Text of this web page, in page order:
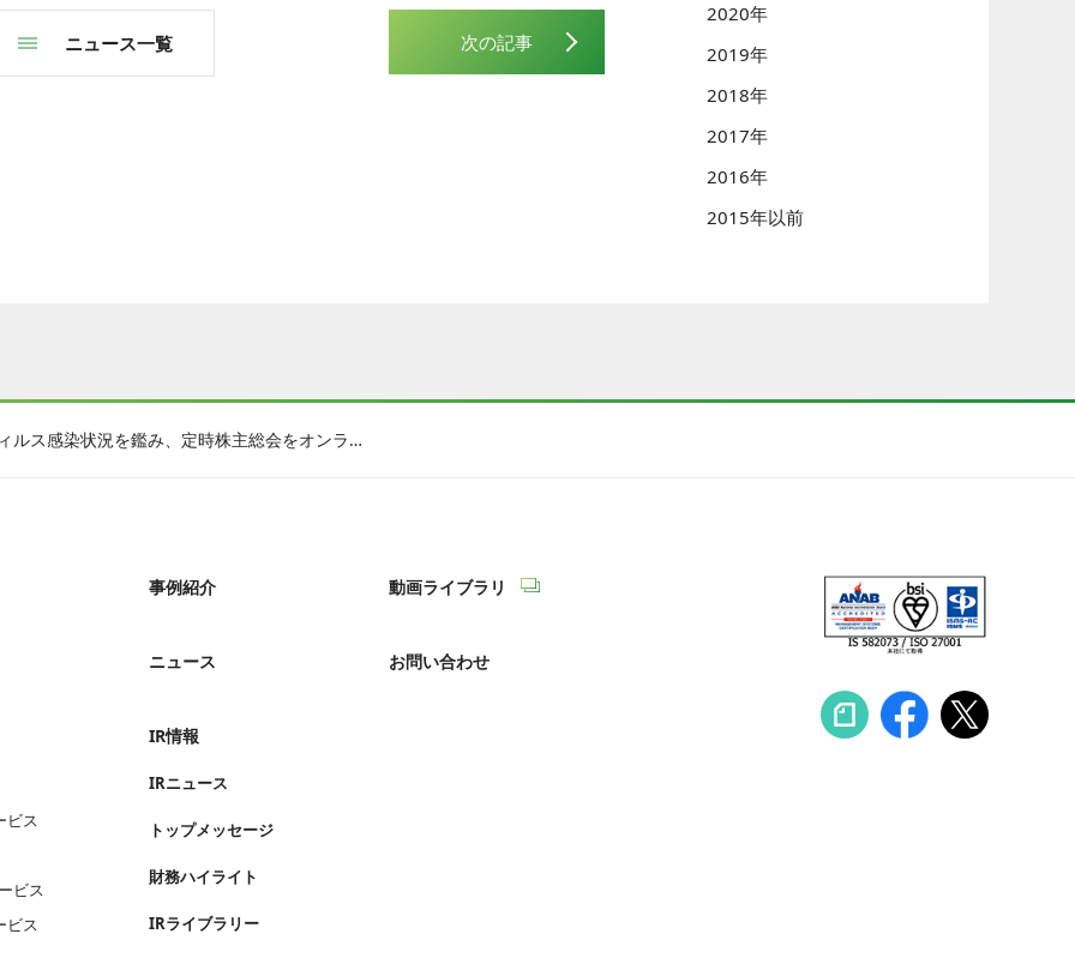
ニュース一覧 次の記事
2020年
2019年
2018年
2017年
2016年
2015年以前
新型コロナウィルス感染状況を鑑み、定時株主総会をオンラインでも実施致します
ビス
ビス
ビス
事例紹介
ニュース
IR情報
IRニュース
トップメッセージ
財務ハイライト
IRライブラリー
動画ライブラリ
お問い合わせ